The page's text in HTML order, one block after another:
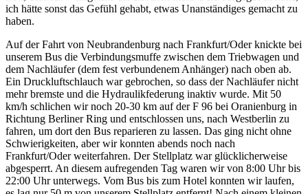
ich hätte sonst das Gefühl gehabt, etwas Unanständiges gemacht zu
haben.
Auf der Fahrt von Neubrandenburg nach Frankfurt/Oder knickte bei
unserem Bus die Verbindungsmuffe zwischen dem Triebwagen und
dem Nachläufer (dem fest verbundenem Anhänger) nach oben ab.
Ein Druckluftschlauch war gebrochen, so dass der Nachläufer nicht
mehr bremste und die Hydraulikfederung inaktiv wurde. Mit 50
km/h schlichen wir noch 20-30 km auf der F 96 bei Oranienburg in
Richtung Berliner Ring und entschlossen uns, nach Westberlin zu
fahren, um dort den Bus reparieren zu lassen. Das ging nicht ohne
Schwierigkeiten, aber wir konnten abends noch nach
Frankfurt/Oder weiterfahren. Der Stellplatz war glücklicherweise
abgesperrt. An diesem aufregenden Tag waren wir von 8:00 Uhr bis
22:00 Uhr unterwegs. Vom Bus bis zum Hotel konnten wir laufen,